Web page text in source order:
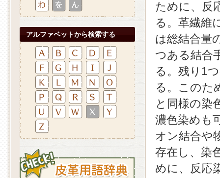
アルファベットから検索する
ために、反
る。革繊維
は総結合量
つある結合
る。残り1
る。このた
と同様の染
濃色染めも
オン結合や
存在し、染
めに、反応